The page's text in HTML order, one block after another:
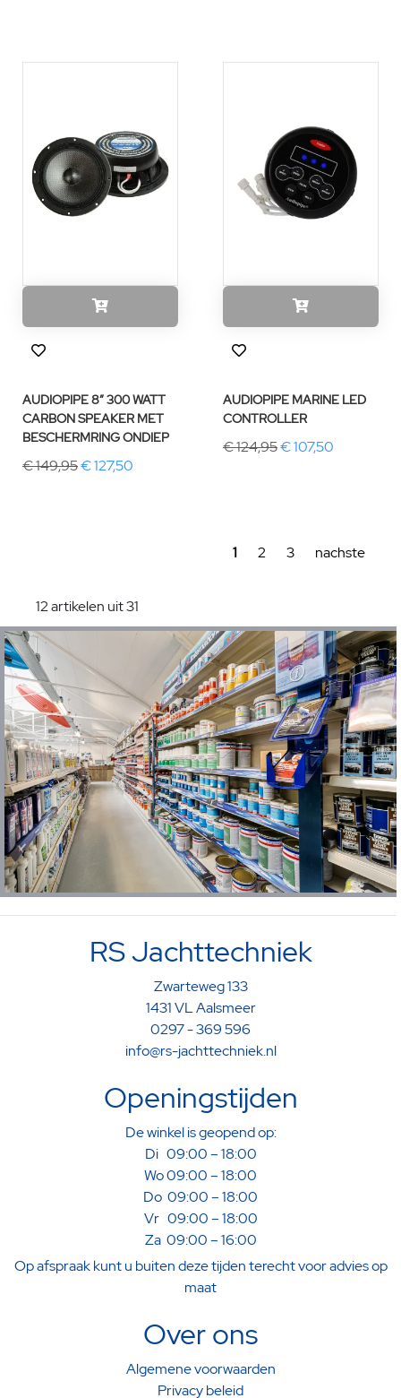
AUDIOPIPE 8″ 300 WATT
CARBON SPEAKER MET
BESCHERMRING ONDIEP
€ 149,95€ 127,50
AUDIOPIPE MARINE LED
CONTROLLER
€ 124,95€ 107,50
1 2 3 nachste
12 artikelen uit 31
RS Jachttechniek
Zwarteweg 133
1431 VL Aalsmeer
0297 - 369 596
info@rs-jachttechniek.nl
Openingstijden
De winkel is geopend op:
Di 09:00 – 18:00
Wo 09:00 – 18:00
Do 09:00 – 18:00
Vr 09:00 – 18:00
Za 09:00 – 16:00
Op afspraak kunt u buiten deze tijden terecht voor advies op
maat
Over ons
Algemene voorwaarden
Privacy beleid